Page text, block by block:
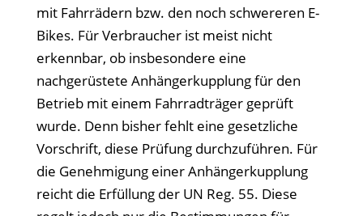
mit Fahrrädern bzw. den noch schwereren E-
Bikes. Für Verbraucher ist meist nicht
erkennbar, ob insbesondere eine
nachgerüstete Anhängerkupplung für den
Betrieb mit einem Fahrradträger geprüft
wurde. Denn bisher fehlt eine gesetzliche
Vorschrift, diese Prüfung durchzuführen. Für
die Genehmigung einer Anhängerkupplung
reicht die Erfüllung der UN Reg. 55. Diese